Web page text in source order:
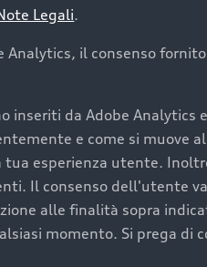
di
prima di acquistare
corrisponde a uno
completa
interni: una buona
Legali.
Analytics, il consenso
inseriti da Adobe
e come si muove
esperienza utente.
Il consenso dell'utente
alle finalità sopra
momento. Si prega di